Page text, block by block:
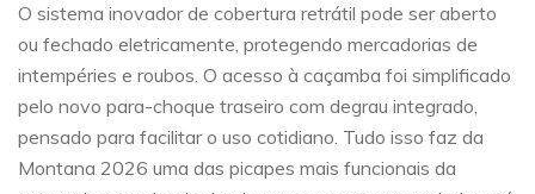
O sistema inovador de cobertura retrátil pode ser aberto
ou fechado eletricamente, protegendo mercadorias de
intempéries e roubos. O acesso à caçamba foi simplificado
pelo novo para-choque traseiro com degrau integrado,
pensado para facilitar o uso cotidiano. Tudo isso faz da
Montana 2026 uma das picapes mais funcionais da